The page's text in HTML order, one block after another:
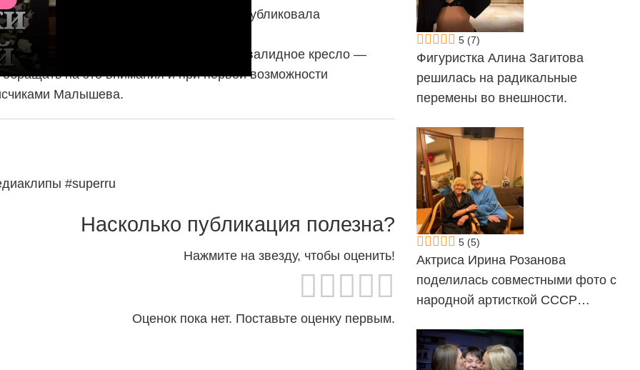
🫶🏻 Доктор всея Руси опубликовала
самостоятельно: даже пересесть в инвалидное кресло —
на это внимания и при первой возможности
Малышева.
#superru
Насколько публикация полезна?
Нажмите на звезду, чтобы оценить!
Оценок пока нет. Поставьте оценку первым.
5 (7)
Фигуристка Алина Загитова
решилась на радикальные
перемены во внешности.
5 (5)
Актриса Ирина Розанова
поделилась совместными фото с
народной артисткой СССР…